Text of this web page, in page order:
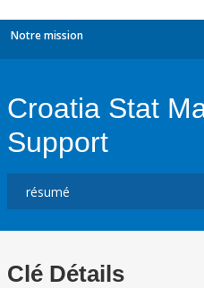
Notre mission
Croatia Stat
Support
Clé Détails